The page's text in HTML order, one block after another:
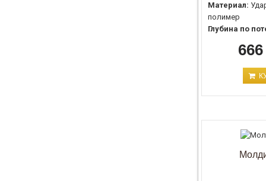
Материал:
полимер
Глубина по